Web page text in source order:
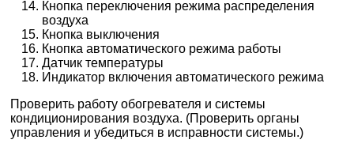
Кнопка переключения режима распределения
воздуха
Кнопка выключения
Кнопка автоматического режима работы
Датчик температуры
Индикатор включения автоматического режима
Проверить работу обогревателя и системы
кондиционирования воздуха. (Проверить органы
управления и убедиться в исправности системы.)